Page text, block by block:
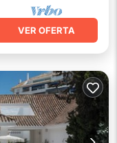
VER OFERTA